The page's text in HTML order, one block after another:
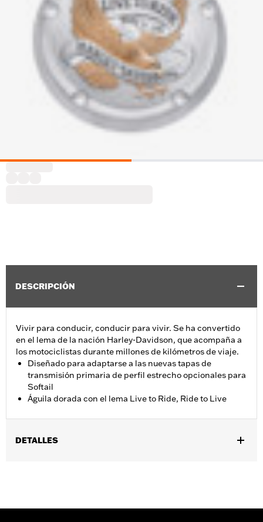
DESCRIPCIÓN
Vivir para conducir, conducir para vivir. Se ha convertido
en el lema de la nación Harley-Davidson, que acompaña a
los motociclistas durante millones de kilómetros de viaje.
Diseñado para adaptarse a las nuevas tapas de
transmisión primaria de perfil estrecho opcionales para
Softail
Águila dorada con el lema Live to Ride, Ride to Live
DETALLES